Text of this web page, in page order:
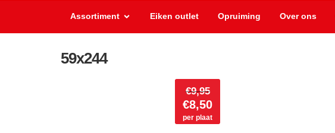
Assortiment Eiken outlet Opruiming Over ons
59x244
€9,95
€8,50
per plaat